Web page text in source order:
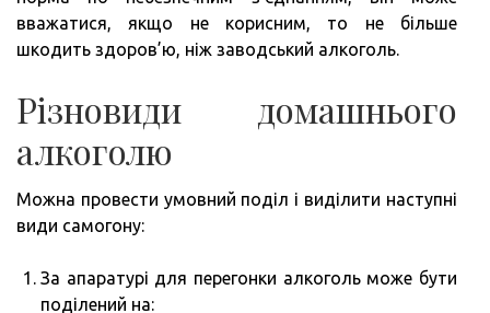
вважатися, якщо не корисним, то не більше
шкодить здоров’ю, ніж заводський алкоголь.
Різновиди домашнього
алкоголю
Можна провести умовний поділ і виділити наступні
види самогону:
За апаратурі для перегонки алкоголь може бути
поділений на: